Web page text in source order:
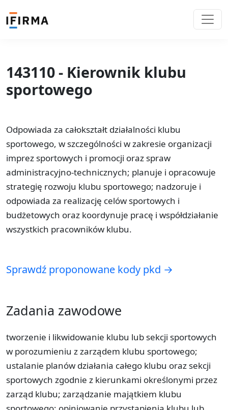
143110 - Kierownik klubu
sportowego
Odpowiada za całokształt działalności klubu
sportowego, w szczególności w zakresie organizacji
imprez sportowych i promocji oraz spraw
administracyjno-technicznych; planuje i opracowuje
strategię rozwoju klubu sportowego; nadzoruje i
odpowiada za realizację celów sportowych i
budżetowych oraz koordynuje pracę i współdziałanie
wszystkich pracowników klubu.
Sprawdź proponowane kody pkd →
Zadania zawodowe
tworzenie i likwidowanie klubu lub sekcji sportowych
w porozumieniu z zarządem klubu sportowego;
ustalanie planów działania całego klubu oraz sekcji
sportowych zgodnie z kierunkami określonymi przez
zarząd klubu; zarządzanie majątkiem klubu